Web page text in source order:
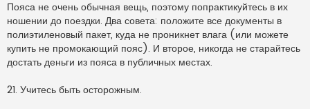
Пояса не очень обычная вещь, поэтому попрактикуйтесь в их
ношении до поездки. Два совета: положите все документы в
полиэтиленовый пакет, куда не проникнет влага (или можете
купить не промокающий пояс). И второе, никогда не старайтесь
достать деньги из пояса в публичных местах.
21. Учитесь быть осторожным.